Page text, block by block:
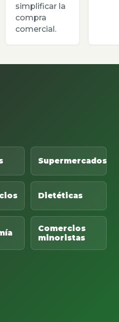
simplificar la
compra
comercial.
Supermercados
Dietéticas
Comercios
minoristas